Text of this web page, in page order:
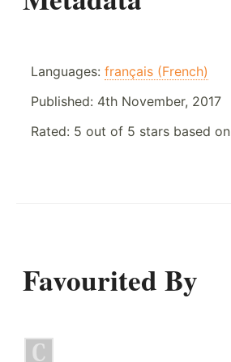
Languages: français (French)
Published: 4th November, 2017
Rated: 5 out of 5 stars based on
Favourited By